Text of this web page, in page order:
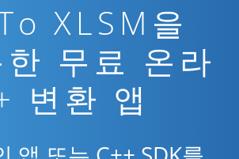
XLSM을
무료 온라
변환 앱